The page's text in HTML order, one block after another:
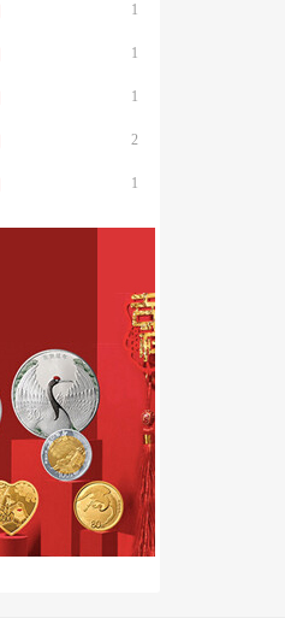
1
1
1
2
1